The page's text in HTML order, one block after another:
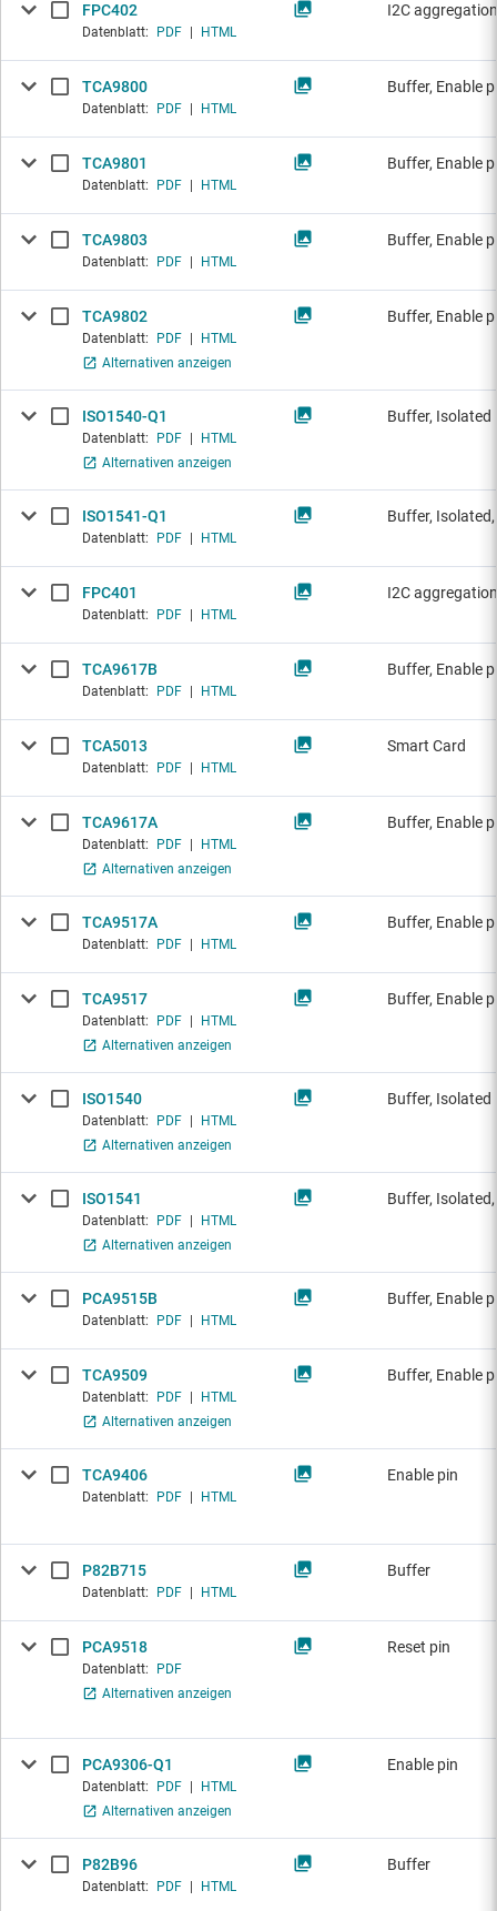
FPC402
Datenblatt: PDF HTML
I2C
TCA9800
Datenblatt: PDF HTML
Buffer, Enable
TCA9801
Datenblatt: PDF HTML
Buffer, Enable
TCA9803
Datenblatt: PDF HTML
Buffer, Enable
TCA9802
Datenblatt: PDF
HTML
Alternativen anzeigen
Buffer, Enable
ISO1540-Q1
Datenblatt: PDF
HTML
Alternativen anzeigen
Buffer, Isolated
ISO1541-Q1
Datenblatt: PDF HTML
Buffer,
FPC401
Datenblatt: PDF HTML
I2C
TCA9617B
Datenblatt: PDF HTML
Buffer, Enable
TCA5013
Datenblatt: PDF HTML
Smart Card
TCA9617A
Datenblatt: PDF
HTML
Alternativen anzeigen
Buffer, Enable
TCA9517A
Datenblatt: PDF HTML
Buffer, Enable
TCA9517
Datenblatt: PDF
HTML
Alternativen anzeigen
Buffer, Enable
ISO1540
Datenblatt: PDF
HTML
Alternativen anzeigen
Buffer, Isolated
ISO1541
Datenblatt: PDF
HTML
Alternativen anzeigen
Buffer,
PCA9515B
Datenblatt: PDF HTML
Buffer, Enable
TCA9509
Datenblatt: PDF
HTML
Alternativen anzeigen
Buffer, Enable
TCA9406
Datenblatt: PDF HTML
Enable pin
P82B715
Datenblatt: PDF HTML
Buffer
PCA9518
Datenblatt:
PDF
Alternativen anzeigen
Reset pin
PCA9306-Q1
Datenblatt: PDF
HTML
Alternativen anzeigen
Enable pin
P82B96
Datenblatt: PDF HTML
Buffer